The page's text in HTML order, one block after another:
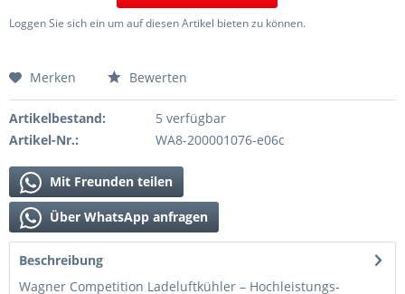
Loggen Sie sich ein um auf diesen Artikel bieten zu können.
Merken Bewerten
Artikelbestand:
5 verfügbar
Artikel-Nr.:
WA8-200001076-e06c
Mit Freunden teilen
Über WhatsApp anfragen
Beschreibung
Wagner Competition Ladeluftkühler – Hochleistungs-